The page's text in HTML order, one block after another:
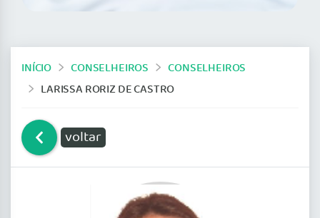
INÍCIO CONSELHEIROS
CONSELHEIROS
LARISSA RORIZ DE CASTRO
voltar